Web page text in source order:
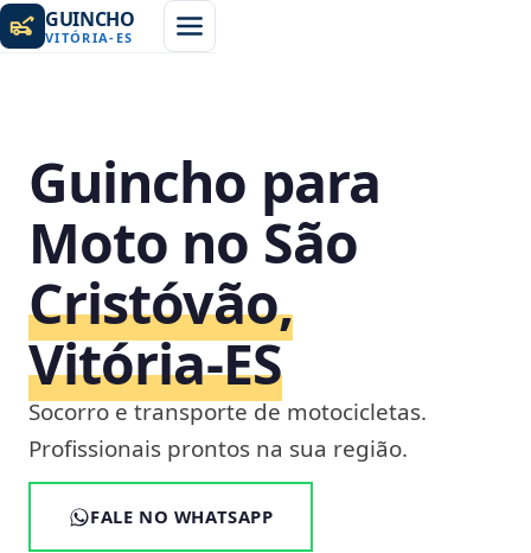
GUINCHO
VITÓRIA- ES
Guincho para
Moto no São
Cristóvão,
Vitória‑ES
Socorro e transporte de motocicletas.
Profissionais prontos na sua região.
FALE NO WHATSAPP